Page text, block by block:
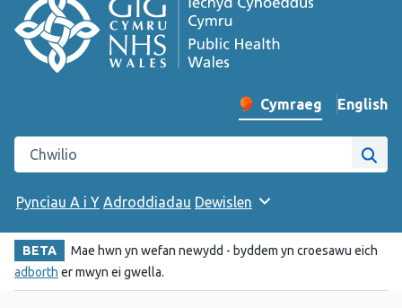
Newid iaith y wefan
Cymraeg English
–
Chwilio gwefan Iechyd Cyhoeddus Cymru
Pynciau A i Y Adroddiadau Dewislen
BETA
Mae hwn yn wefan newydd - byddem yn croesawu eich
adborth er mwyn ei gwella.